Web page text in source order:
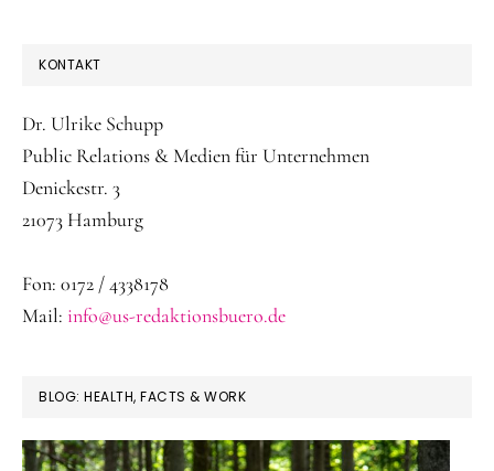
SEITENSPALTE
KONTAKT
Dr. Ulrike Schupp
Public Relations & Medien für Unternehmen
Denickestr. 3
21073 Hamburg
Fon: 0172 / 4338178
Mail: info@us-redaktionsbuero.de
BLOG: HEALTH, FACTS & WORK